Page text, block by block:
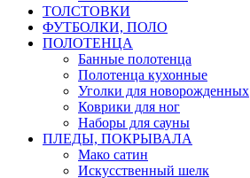
ТОЛСТОВКИ
ФУТБОЛКИ, ПОЛО
ПОЛОТЕНЦА
Банные полотенца
Полотенца кухонные
Уголки для новорожденных
Коврики для ног
Наборы для сауны
ПЛЕДЫ, ПОКРЫВАЛА
Мако сатин
Искусственный шелк